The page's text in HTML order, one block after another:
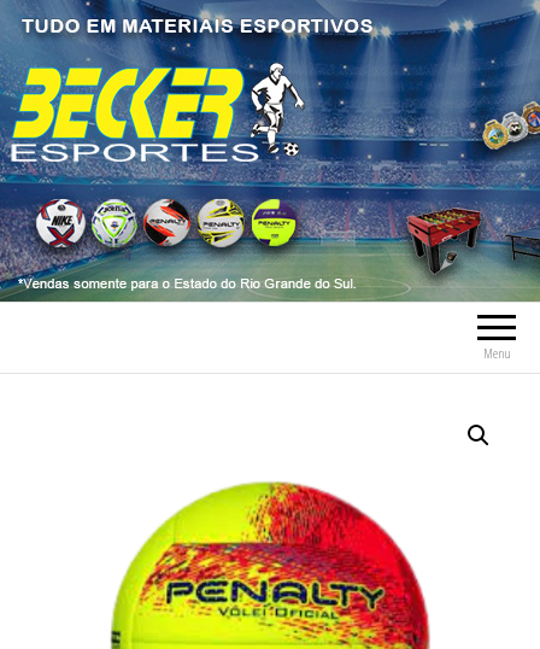
Becker Esportes
Tudo em Material Esportivo tais como
bolas, meia, troféus, chuteiras, tênis, tênis
futsal, material esportivo, caneleiras,
tornozeleiras, fardamentos.
Menu